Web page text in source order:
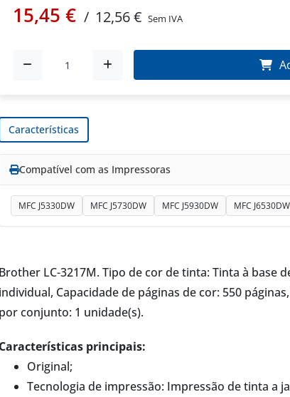
15,45 € / 12,56 € Sem IVA
Características
Compatível com as Impressoras
MFC J5330DW MFC J5730DW MFC J5930DW MFC J6530DW
Brother LC-3217M. Tipo de cor de tinta: Tinta à base
individual, Capacidade de páginas de cor: 550
por conjunto: 1 unidade(s).
Características principais:
Original;
Tecnologia de impressão: Impressão de tinta a